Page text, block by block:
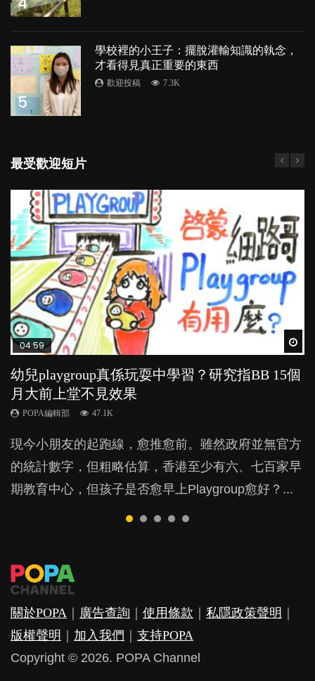
5
學校裡的小王子：擺脫灌輸知識的執念，
才看得見真正重要的東西
歡迎投稿 7.3K
最受歡迎短片
04:59
幼兒playgroup真係玩耍中學習？研究指BB 15個
月大前上堂不見效果
POPA編輯部 47.1K
現今小朋友的起跑線，愈推愈前。雖然政府並無官方
的統計數字，但粗略估算，香港至少有六、七百家早
期教育中心，但孩子是否愈早上Playgroup愈好？...
03:39
幼稚園遊戲課 如何刺激幼兒自發學習取代獎勵
與懲罰？
POPA編輯部 33.1K
由美國學者所創的 tools of the mind 課程，學生以遊
戲方式學習，學術能力和自制能力亦明顯比其他小朋
友優勝，到底這課程有何特別之處？...
03:02
老公患產後憂鬱症對BB的影響
POPA編輯部 15.9K
鬱，影響日常生活，嚴重的甚至會有自殺，或傷害小
朋友的念頭。但為何爸爸患上產後抑鬱往往難以察
覺？...
04:18
凡事以BB為中心，就係好爸媽？｜別忽視父母
的身心虛耗
POPA編輯部 31.5K
父母日夜無間、身心俱疲地照顧BB，如何做到正向
教養？部份父母更會為了小朋友放棄自己的嗜好、減
少出席朋友聚會等等，你以為會換來美好的親子關
係，有助小朋友成長，但原來父母身心虛耗對孩子的
04:06
全職好？在職好？｜全職媽媽與在職媽媽的壓
力與價值
POPA編輯部 25.8K
許多媽媽心底可能都有一刻掙扎過：究竟全職好，還
是在職好。雖說每個家庭都有自己的獨特狀況和考慮
因素，但原來全職和在職媽媽所養育的子女其實都各
關於POPA ｜ 廣告查詢 ｜ 使用條款 ｜ 私隱政策聲明 ｜
版權聲明 ｜ 加入我們 ｜ 支持POPA
Copyright © 2026. POPA Channel